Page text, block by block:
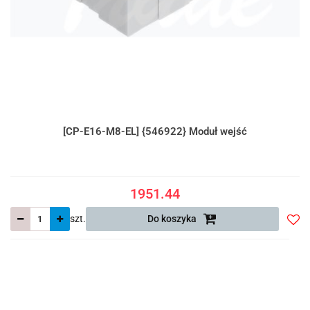
[CP-E16-M8-EL] {546922} Moduł wejść
1951.44
szt. Do koszyka